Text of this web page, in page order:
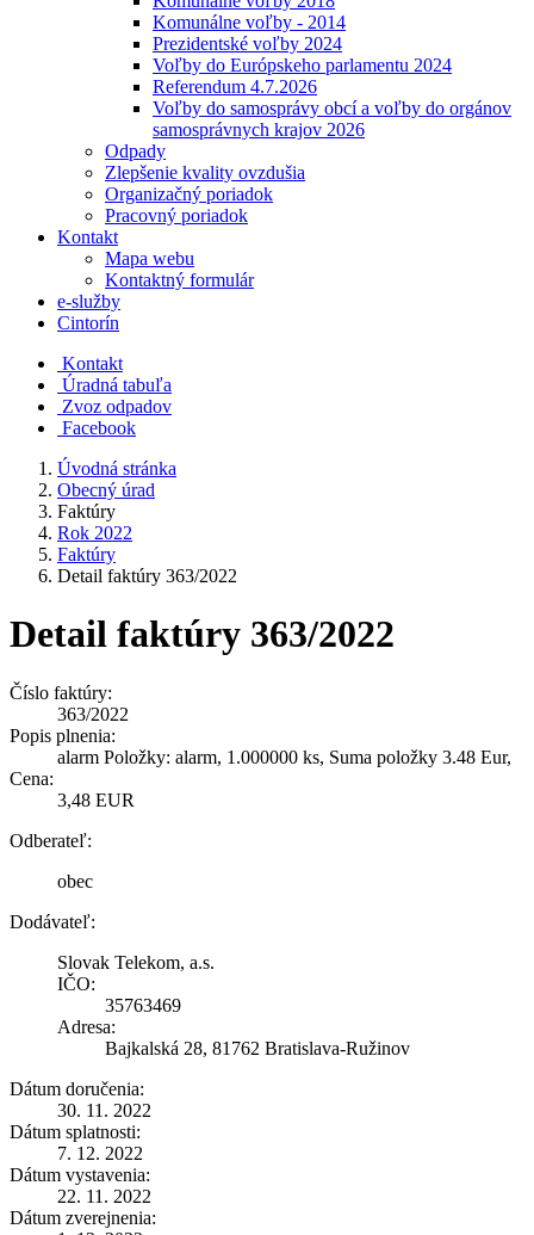
Komunálne voľby - 2014
Prezidentské voľby 2024
Voľby do Európskeho parlamentu 2024
Referendum 4.7.2026
Voľby do samosprávy obcí a voľby do orgánov
samosprávnych krajov 2026
Odpady
Zlepšenie kvality ovzdušia
Organizačný poriadok
Pracovný poriadok
Kontakt
Mapa webu
Kontaktný formulár
e-služby
Cintorín
Kontakt
Úradná tabuľa
Zvoz odpadov
Facebook
Úvodná stránka
Obecný úrad
Faktúry
Rok 2022
Faktúry
Detail faktúry 363/2022
Detail faktúry 363/2022
Číslo faktúry:
363/2022
Popis plnenia:
alarm Položky: alarm, 1.000000 ks, Suma položky 3.48 Eur,
Cena:
3,48 EUR
Odberateľ:
obec
Dodávateľ:
Slovak Telekom, a.s.
IČO:
35763469
Adresa:
Bajkalská 28, 81762 Bratislava-Ružinov
Dátum doručenia:
30. 11. 2022
Dátum splatnosti:
7. 12. 2022
Dátum vystavenia:
22. 11. 2022
Dátum zverejnenia: